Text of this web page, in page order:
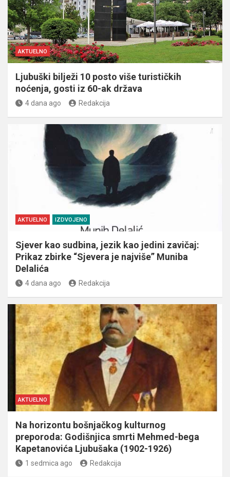
AKTUELNO
Ljubuški bilježi 10 posto više turističkih
noćenja, gosti iz 60-ak država
4 dana ago Redakcija
AKTUELNO IZDVOJENO
Sjever kao sudbina, jezik kao jedini zavičaj:
Prikaz zbirke “Sjevera je najviše” Muniba
Delalića
4 dana ago Redakcija
AKTUELNO
Na horizontu bošnjačkog kulturnog
preporoda: Godišnjica smrti Mehmed-bega
Kapetanovića Ljubušaka (1902-1926)
1 sedmica ago Redakcija